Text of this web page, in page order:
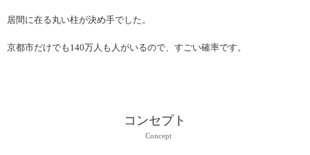
居間に在る丸い柱が決め手でした。
京都市だけでも140万人も人がいるので、すごい確率です。
コンセプト
Concept